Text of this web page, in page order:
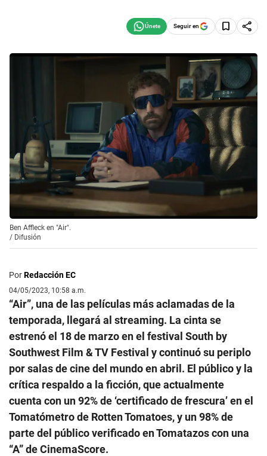
Seguir en
Ben Affleck en "Air".
/ Difusión
PorRedacción EC
04/05/2023, 10:58 a.m.
“Air”, una de las películas más aclamadas de la
temporada, llegará al streaming. La cinta se
estrenó el 18 de marzo en el festival South by
Southwest Film & TV Festival y continuó su periplo
por salas de cine del mundo en abril. El público y la
crítica respaldo a la ficción, que actualmente
cuenta con un 92% de ‘certificado de frescura’ en el
Tomatómetro de Rotten Tomatoes, y un 98% de
parte del público verificado en Tomatazos con una
“A” de CinemaScore.